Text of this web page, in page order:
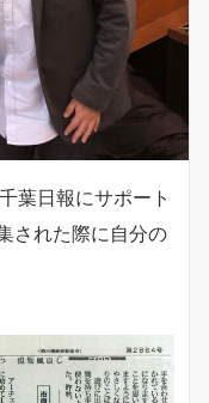
葉日報にサポート
された際に自分の